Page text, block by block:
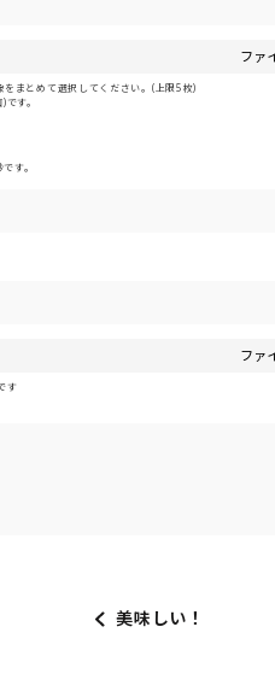
ファ
まとめて選択してください。(上限5枚)
す。
す。
ファ
す
美味しい！